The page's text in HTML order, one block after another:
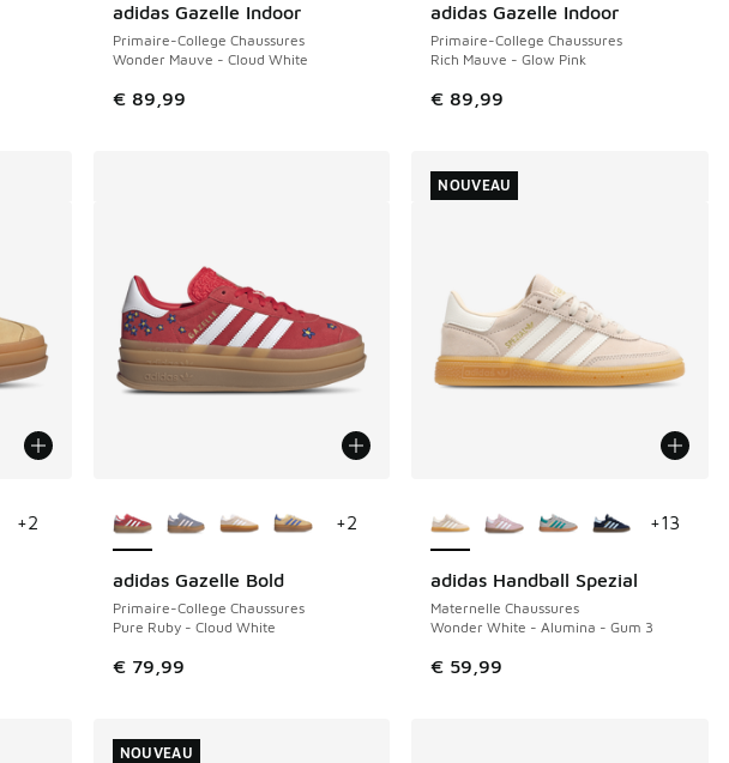
adidas Gazelle Indoor
Primaire-College Chaussures
Wonder Mauve - Cloud White
€ 89,99
adidas Gazelle Indoor
Primaire-College Chaussures
Rich Mauve - Glow Pink
€ 89,99
+2
adidas Gazelle Bold
Primaire-College Chaussures
Pure Ruby - Cloud White
€ 79,99
+2
adidas Handball Spezial
Maternelle Chaussures
Wonder White - Alumina - Gum 3
€ 59,99
NOUVEAU
+13
NOUVEAU
NOUVEAU